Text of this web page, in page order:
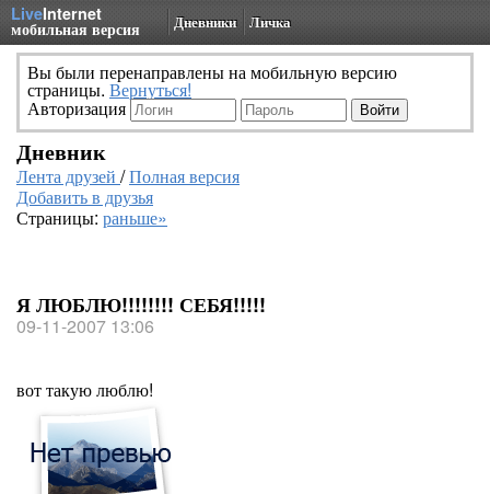
LiveInternet
мобильная версия Дневники Личка
Вы были перенаправлены на мобильную версию
страницы. Вернуться!
Авторизация
Дневник
Лента друзей /Полная версия
Добавить в друзья
Страницы: раньше»
Я ЛЮБЛЮ!!!!!!!! СЕБЯ!!!!!
09-11-2007 13:06
вот такую люблю!